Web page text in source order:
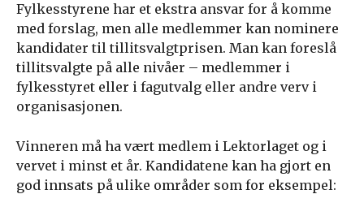
Fylkesstyrene har et ekstra ansvar for å komme
med forslag, men alle medlemmer kan nominere
kandidater til tillitsvalgtprisen. Man kan foreslå
tillitsvalgte på alle nivåer – medlemmer i
fylkesstyret eller i fagutvalg eller andre verv i
organisasjonen.
Vinneren må ha vært medlem i Lektorlaget og i
vervet i minst et år. Kandidatene kan ha gjort en
god innsats på ulike områder som for eksempel: